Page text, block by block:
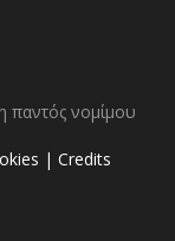
παντός νομίμου
| Credits